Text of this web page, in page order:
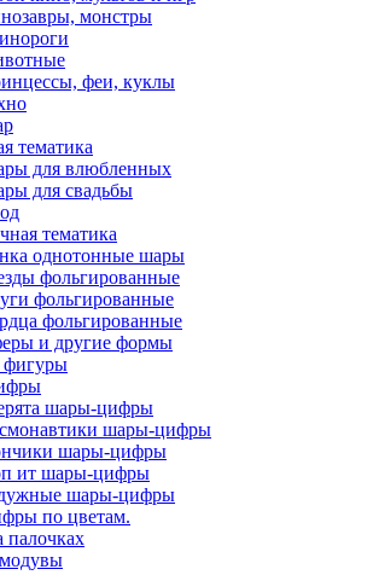
монстры
феи, куклы
тематика
для влюбленных
для свадьбы
тематика
однотонные шары
фольгированные
фольгированные
фольгированные
и другие формы
фигуры
шары-цифры
шары-цифры
шары-цифры
ит шары-цифры
шары-цифры
по цветам.